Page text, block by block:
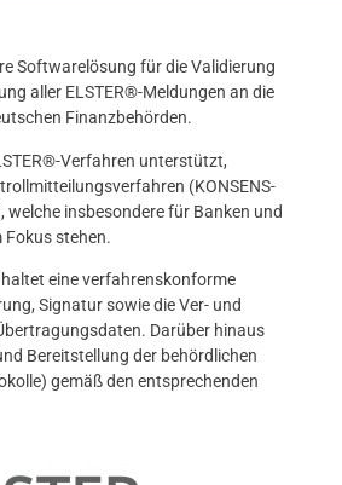
Softwarelösung für die Validierung
aller ELSTER®-Meldungen an die
Finanzbehörden.
Verfahren unterstützt,
(KONSENS-
insbesondere für Banken und
Fokus stehen.
eine verfahrenskonforme
Signatur sowie die Ver- und
Darüber hinaus
Bereitstellung der behördlichen
gemäß den entsprechenden